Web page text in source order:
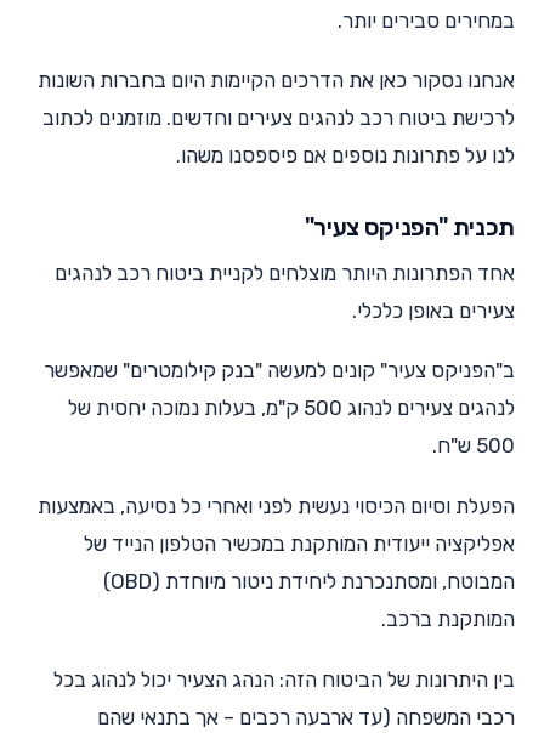
במחירים סבירים יותר.
אנחנו נסקור כאן את הדרכים הקיימות היום בחברות השונות
לרכישת ביטוח רכב לנהגים צעירים וחדשים. מוזמנים לכתוב
לנו על פתרונות נוספים אם פיספסנו משהו.
תכנית "הפניקס צעיר"
אחד הפתרונות היותר מוצלחים לקניית ביטוח רכב לנהגים
צעירים באופן כלכלי.
ב"הפניקס צעיר" קונים למעשה "בנק קילומטרים" שמאפשר
לנהגים צעירים לנהוג 500 ק"מ, בעלות נמוכה יחסית של
500 ש"ח.
הפעלת וסיום הכיסוי נעשית לפני ואחרי כל נסיעה, באמצעות
אפליקציה ייעודית המותקנת במכשיר הטלפון הנייד של
המבוטח, ומסתנכרנת ליחידת ניטור מיוחדת (OBD)
המותקנת ברכב.
בין היתרונות של הביטוח הזה: הנהג הצעיר יכול לנהוג בכל
רכבי המשפחה (עד ארבעה רכבים – אך בתנאי שהם